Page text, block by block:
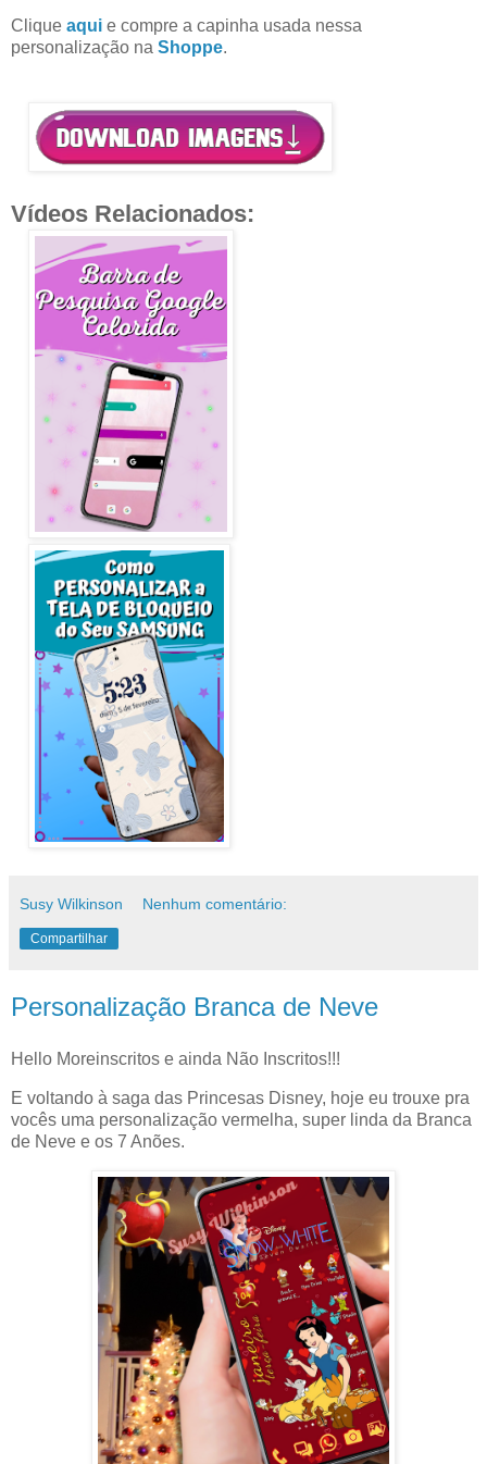
Clique aqui e compre a capinha usada nessa
personalização na Shoppe.
Vídeos Relacionados:
Susy Wilkinson Nenhum comentário:
Compartilhar
Personalização Branca de Neve
Hello Moreinscritos e ainda Não Inscritos!!!
E voltando à saga das Princesas Disney, hoje eu trouxe pra
vocês uma personalização vermelha, super linda da Branca
de Neve e os 7 Anões.